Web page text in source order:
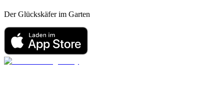
Der Glückskäfer im Garten